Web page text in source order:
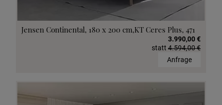
Jensen Continental, 180 x 200 cm,KT Ceres Plus, 471
3.990,00 €
statt 4.594,00 €
Anfrage